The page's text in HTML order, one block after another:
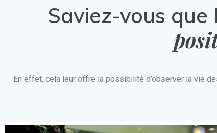
Saviez-vous
En effet, cela leur offre la possibilité d’observer la vie